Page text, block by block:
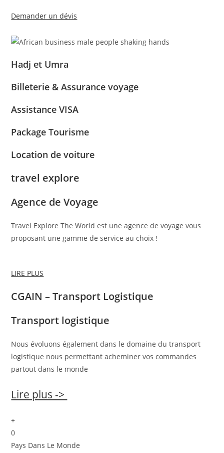
Demander un dévis
Hadj et Umra
Billeterie & Assurance voyage
Assistance VISA
Package Tourisme
Location de voiture
travel explore
Agence de Voyage
Travel Explore The World est une agence de voyage vous
proposant une gamme de service au choix !
LIRE PLUS
CGAIN – Transport Logistique
Transport logistique
Nous évoluons également dans le domaine du transport
logistique nous permettant acheminer vos commandes
partout dans le monde
Lire plus ->
+
0
Pays Dans Le Monde